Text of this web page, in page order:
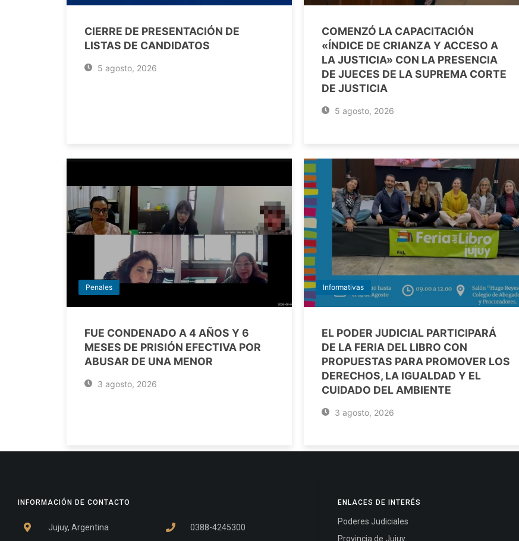
CIERRE DE PRESENTACIÓN DE
LISTAS DE CANDIDATOS
5 agosto, 2026
COMENZÓ LA CAPACITACIÓN
«ÍNDICE DE CRIANZA Y ACCESO A
LA JUSTICIA» CON LA PRESENCIA
DE JUECES DE LA SUPREMA CORTE
DE JUSTICIA
5 agosto, 2026
Penales
FUE CONDENADO A 4 AÑOS Y 6
MESES DE PRISIÓN EFECTIVA POR
ABUSAR DE UNA MENOR
3 agosto, 2026
Informativas
EL PODER JUDICIAL PARTICIPARÁ
DE LA FERIA DEL LIBRO CON
PROPUESTAS PARA PROMOVER LOS
DERECHOS, LA IGUALDAD Y EL
CUIDADO DEL AMBIENTE
3 agosto, 2026
INFORMACIÓN DE CONTACTO
Jujuy, Argentina
0388-4245300
ENLACES DE INTERÉS
Poderes Judiciales
Provincia de Jujuy